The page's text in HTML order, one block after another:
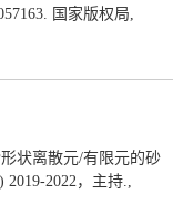
国家版权局,
状离散元/有限元的砂
2022，主持.,